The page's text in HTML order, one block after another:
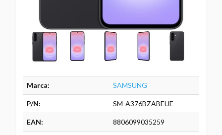
Marca: SAMSUNG
P/N: SM-A376BZABEUE
EAN: 8806099035259